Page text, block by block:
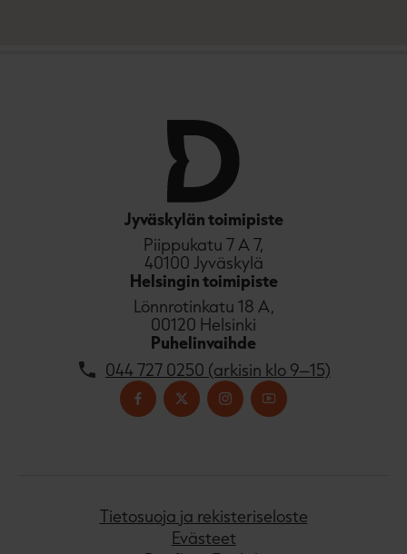
Jyväskylän toimipiste
Piippukatu 7 A 7,
40100 Jyväskylä
Helsingin toimipiste
Lönnrotinkatu 18 A,
00120 Helsinki
Puhelinvaihde
044 727 0250 (arkisin klo 9–15)
Tietosuoja ja rekisteriseloste
Evästeet